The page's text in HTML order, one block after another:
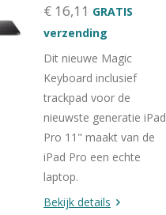
€ 16,11 GRATIS
verzending
Dit nieuwe Magic
Keyboard inclusief
trackpad voor de
nieuwste generatie iPad
Pro 11" maakt van de
iPad Pro een echte
laptop.
Bekijk details